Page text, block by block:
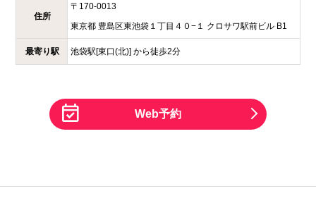
住所
〒 170-0013
東京都 豊島区東池袋１丁目４０−１ クロサワ駅前ビル B1
最寄り駅 池袋駅[東口(北)] から徒歩2分
Web予約